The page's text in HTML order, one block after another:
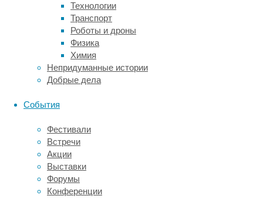
Технологии
Транспорт
Роботы и дроны
Физика
Химия
Непридуманные истории
Добрые дела
События
Фестивали
Встречи
Акции
Выставки
Форумы
Конференции
Тем
не
менее
последние
результаты
исследований
дают
надежду
регенеративный
метод.
Пересадка
человеческих
ABCB5-
положительных